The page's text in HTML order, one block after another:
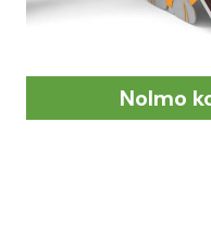
Nolmo